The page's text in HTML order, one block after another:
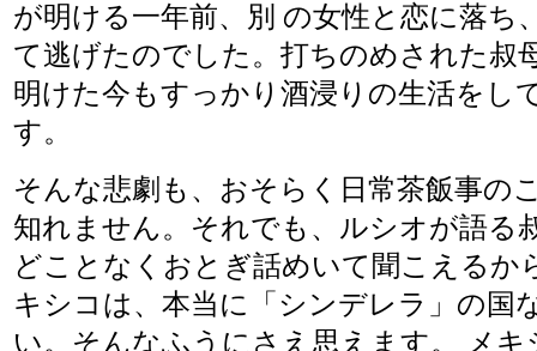
が明ける一年前、別 の女性と恋に落ち
て逃げたのでした。打ちのめされた叔
明けた今もすっかり酒浸りの生活をし
す。
そんな悲劇も、おそらく日常茶飯事の
知れません。それでも、ルシオが語る
どことなくおとぎ話めいて聞こえるか
キシコは、本当に「シンデレラ」の国
い。そんなふうにさえ思えます。 メキ